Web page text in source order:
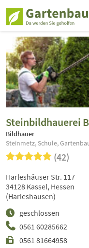
Steinbildhauerei
Bildhauer
Steinmetz, Schule,
(42)
0561 60285662
0561 81664958
geschlossen
Harleshäuser Str. 117
34128 Kassel, Hessen
(Harleshausen)